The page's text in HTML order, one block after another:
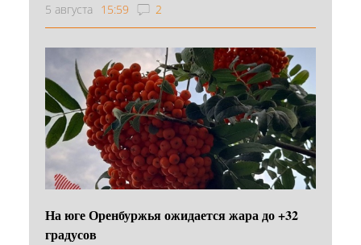
5 августа 15:59 2
На юге Оренбуржья ожидается жара до +32
градусов